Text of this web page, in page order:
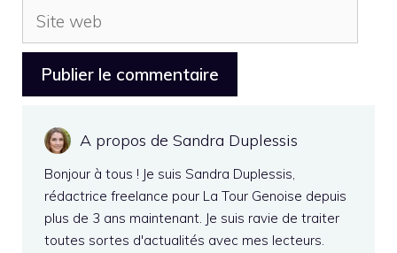
Site
web
A propos de Sandra Duplessis
Bonjour à tous ! Je suis Sandra Duplessis,
rédactrice freelance pour La Tour Genoise depuis
plus de 3 ans maintenant. Je suis ravie de traiter
toutes sortes d'actualités avec mes lecteurs.